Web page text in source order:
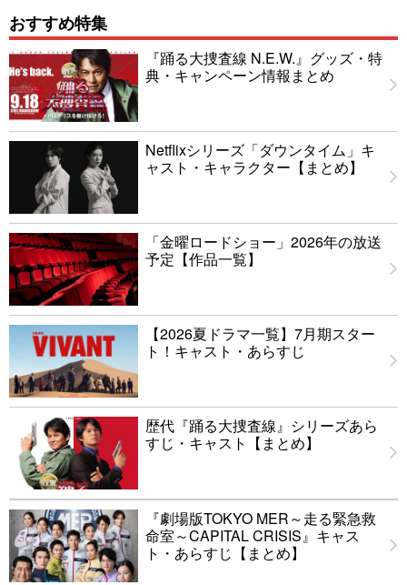
おすすめ特集
『踊る大捜査線 N.E.W.』グッズ・特
典・キャンペーン情報まとめ
Netflixシリーズ「ダウンタイム」キ
ャスト・キャラクター【まとめ】
「金曜ロードショー」2026年の放送
予定【作品一覧】
【2026夏ドラマ一覧】7月期スター
ト！キャスト・あらすじ
歴代『踊る大捜査線』シリーズあら
すじ・キャスト【まとめ】
『劇場版TOKYO MER～走る緊急救
命室～CAPITAL CRISIS』キャス
ト・あらすじ【まとめ】